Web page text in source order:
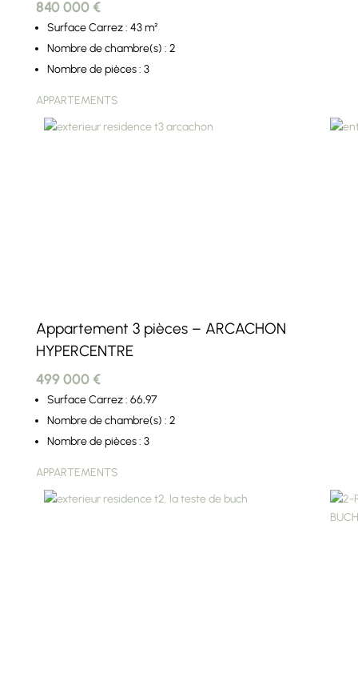
840 000 €
Surface Carrez : 43 m²
Nombre de chambre(s) : 2
Nombre de pièces : 3
APPARTEMENTS
Appartement 3 pièces – ARCACHON
HYPERCENTRE
499 000 €
Surface Carrez : 66,97
Nombre de chambre(s) : 2
Nombre de pièces : 3
APPARTEMENTS